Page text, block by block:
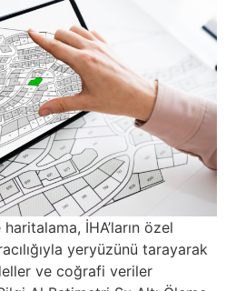
İHA’ların özel
yeryüzünü tarayarak
ve coğrafi veriler